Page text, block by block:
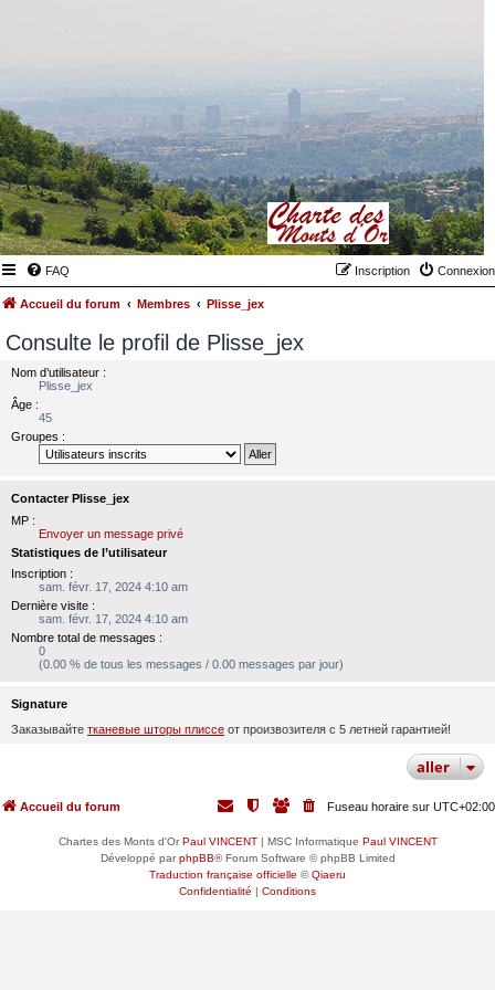
FAQ Connexion
Inscription
Accueil du forum Membres Plisse_jex
Consulte le profil de Plisse_jex
Nom d’utilisateur :
Plisse_jex
Âge :
45
Groupes :
Contacter Plisse_jex
MP :
Envoyer un message privé
Statistiques de l’utilisateur
Inscription :
sam. févr. 17, 2024 4:10 am
Dernière visite :
sam. févr. 17, 2024 4:10 am
Nombre total de messages :
0
(0.00 % de tous les messages / 0.00 messages par jour)
Signature
Заказывайте тканевые шторы плиссе от произвозителя с 5 летней гарантией!
aller
Accueil du forum Fuseau horaire sur UTC+02:00
Chartes des Monts d'OrPaul VINCENT| MSC Informatique Paul VINCENT
Développé parphpBB® Forum Software © phpBB Limited
Traduction française officielle ©Qiaeru
Confidentialité | Conditions